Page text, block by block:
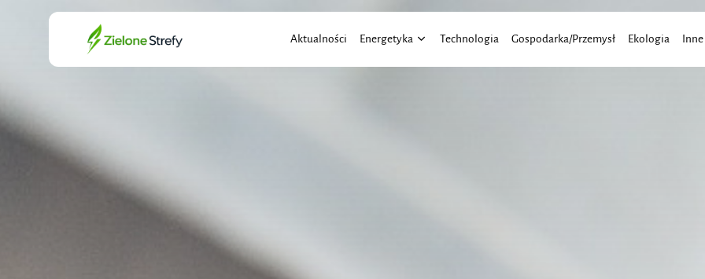
Aktualności Energetyka Technologia Gospodarka/Przemysł Ekologia Inne
Search
for: